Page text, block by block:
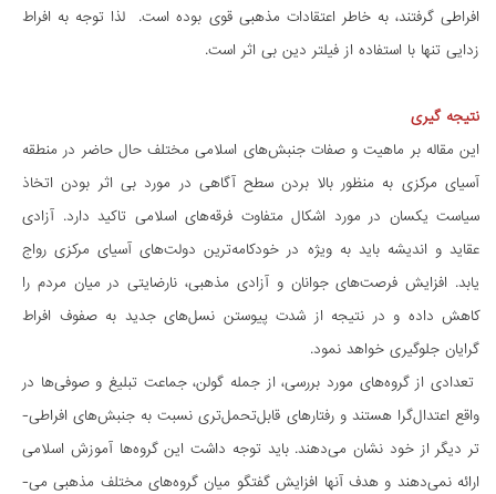
افراطی گرفتند، به خاطر اعتقادات مذهبی قوی بوده است. لذا توجه به افراط­
زدایی تنها با استفاده از فیلتر دین بی اثر است.
نتیجه گیری
این مقاله بر ماهیت و صفات جنبش­های اسلامی مختلف حال حاضر در منطقه
آسیای مرکزی به منظور بالا بردن سطح آگاهی در مورد بی اثر بودن اتخاذ
سیاست یکسان در مورد اشکال متفاوت فرقه­های اسلامی تاکید دارد. آزادی
عقاید و اندیشه باید به ویژه در خودکامهترین دولت­های آسیای مرکزی رواج
یابد. افزایش فرصت­های جوانان و آزادی مذهبی، نارضایتی در میان مردم را
کاهش داده و در نتیجه از شدت پیوستن نسل­های جدید به صفوف افراط­
گرایان جلوگیری خواهد نمود.
تعدادی از گروه­های مورد بررسی، از جمله گولن، جماعت تبلیغ و صوفی­ها در
واقع اعتدالگرا هستند و رفتارهای قابلتحمل­تری نسبت به جنبش­های افراطی­
تر دیگر از خود نشان می­دهند. باید توجه داشت این گروه­ها آموزش اسلامی
ارائه نمی­دهند و هدف آن­ها افزایش گفتگو میان گروه­های مختلف مذهبی می­